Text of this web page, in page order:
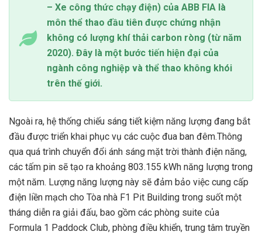
– Xe công thức chạy điện) của ABB FIA là
môn thể thao đầu tiên được chứng nhận
không có lượng khí thải carbon ròng (từ năm
2020). Đây là một bước tiến hiện đại của
ngành công nghiệp và thể thao không khói
trên thế giới.
Ngoài ra, hệ thống chiếu sáng tiết kiệm năng lượng đang bắt
đầu được triển khai phục vụ các cuộc đua ban đêm.Thông
qua quá trình chuyển đổi ánh sáng mặt trời thành điện năng,
các tấm pin sẽ tạo ra khoảng 803.155 kWh năng lượng trong
một năm. Lượng năng lượng này sẽ đảm bảo việc cung cấp
điện liền mạch cho Tòa nhà F1 Pit Building trong suốt một
tháng diễn ra giải đấu, bao gồm các phòng suite của
Formula 1 Paddock Club, phòng điều khiển, trung tâm truyền